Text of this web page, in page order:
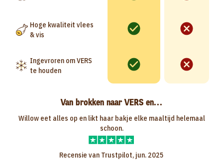
Hoge kwaliteit vlees
& vis
Ingevroren om VERS
te houden
Van brokken naar VERS en...
Willow eet alles op en likt haar bakje elke maaltijd helemaal
schoon.
Recensie van Trustpilot, jun. 2025